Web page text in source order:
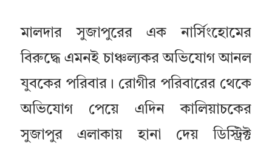
মালদার সুজাপুরের এক নার্সিংহোমের
বিরুদ্ধে এমনই চাঞ্চল্যকর অভিযোগ আনল
যুবকের পরিবার। রোগীর পরিবারের থেকে
অভিযোগ পেয়ে এদিন কালিয়াচকের
সুজাপুর এলাকায় হানা দেয় ডিস্ট্রিক্ট